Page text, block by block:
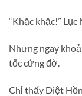
“Khặc khặc!”
Nhưng ngay
tốc cứng đờ.
Chỉ thấy Diệt